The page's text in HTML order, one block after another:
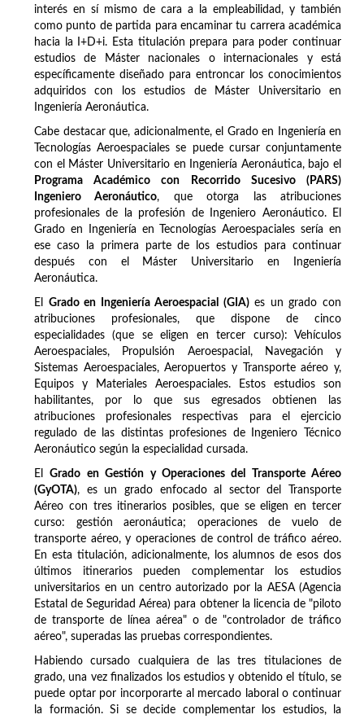
interés en sí mismo de cara a la empleabilidad, y también
como punto de partida para encaminar tu carrera académica
hacia la I+D+i. Esta titulación prepara para poder continuar
estudios de Máster nacionales o internacionales y está
específicamente diseñado para entroncar los conocimientos
adquiridos con los estudios de Máster Universitario en
Ingeniería Aeronáutica.
Cabe destacar que, adicionalmente, el Grado en Ingeniería en
Tecnologías Aeroespaciales se puede cursar conjuntamente
con el Máster Universitario en Ingeniería Aeronáutica, bajo el
Programa Académico con Recorrido Sucesivo (PARS)
Ingeniero Aeronáutico, que otorga las atribuciones
profesionales de la profesión de Ingeniero Aeronáutico. El
Grado en Ingeniería en Tecnologías Aeroespaciales sería en
ese caso la primera parte de los estudios para continuar
después con el Máster Universitario en Ingeniería
Aeronáutica.
El Grado en Ingeniería Aeroespacial (GIA)es un grado con
atribuciones profesionales, que dispone de cinco
especialidades (que se eligen en tercer curso): Vehículos
Aeroespaciales, Propulsión Aeroespacial, Navegación y
Sistemas Aeroespaciales, Aeropuertos y Transporte aéreo y,
Equipos y Materiales Aeroespaciales. Estos estudios son
habilitantes, por lo que sus egresados obtienen las
atribuciones profesionales respectivas para el ejercicio
regulado de las distintas profesiones de Ingeniero Técnico
Aeronáutico según la especialidad cursada.
ElGrado en Gestión y Operaciones del Transporte Aéreo
(GyOTA), es un grado enfocado al sector del Transporte
Aéreo con tres itinerarios posibles, que se eligen en tercer
curso: gestión aeronáutica; operaciones de vuelo de
transporte aéreo, y operaciones de control de tráfico aéreo.
En esta titulación, adicionalmente, los alumnos de esos dos
últimos itinerarios pueden complementar los estudios
universitarios en un centro autorizado por la AESA (Agencia
Estatal de Seguridad Aérea) para obtener la licencia de "piloto
de transporte de línea aérea" o de "controlador de tráfico
aéreo", superadas las pruebas correspondientes.
Habiendo cursado cualquiera de las tres titulaciones de
grado, una vez finalizados los estudios y obtenido el título, se
puede optar por incorporarte al mercado laboral o continuar
la formación. Si se decide complementar los estudios, la